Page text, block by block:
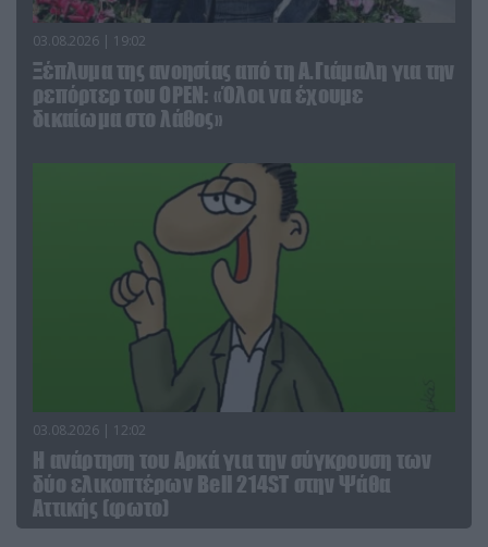
03.08.2026 | 19:02
Ξέπλυμα της ανοησίας από τη Α.Γιάμαλη για την
ρεπόρτερ του ΟΡΕΝ: «Όλοι να έχουμε
δικαίωμα στο λάθος»
03.08.2026 | 12:02
Η ανάρτηση του Αρκά για την σύγκρουση των
δύο ελικοπτέρων Bell 214ST στην Ψάθα
Αττικής (φωτο)